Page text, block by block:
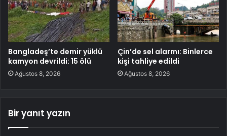
Bangladeş’te demir yüklü
kamyon devrildi: 15 ölü
Ağustos 8, 2026
Çin’de sel alarmı: Binlerce
kişi tahliye edildi
Ağustos 8, 2026
Bir yanıt yazın